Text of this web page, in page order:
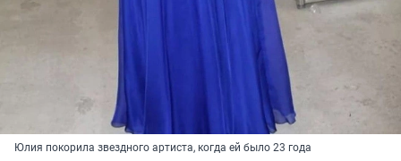
Юлия покорила звездного артиста, когда ей было 23 года